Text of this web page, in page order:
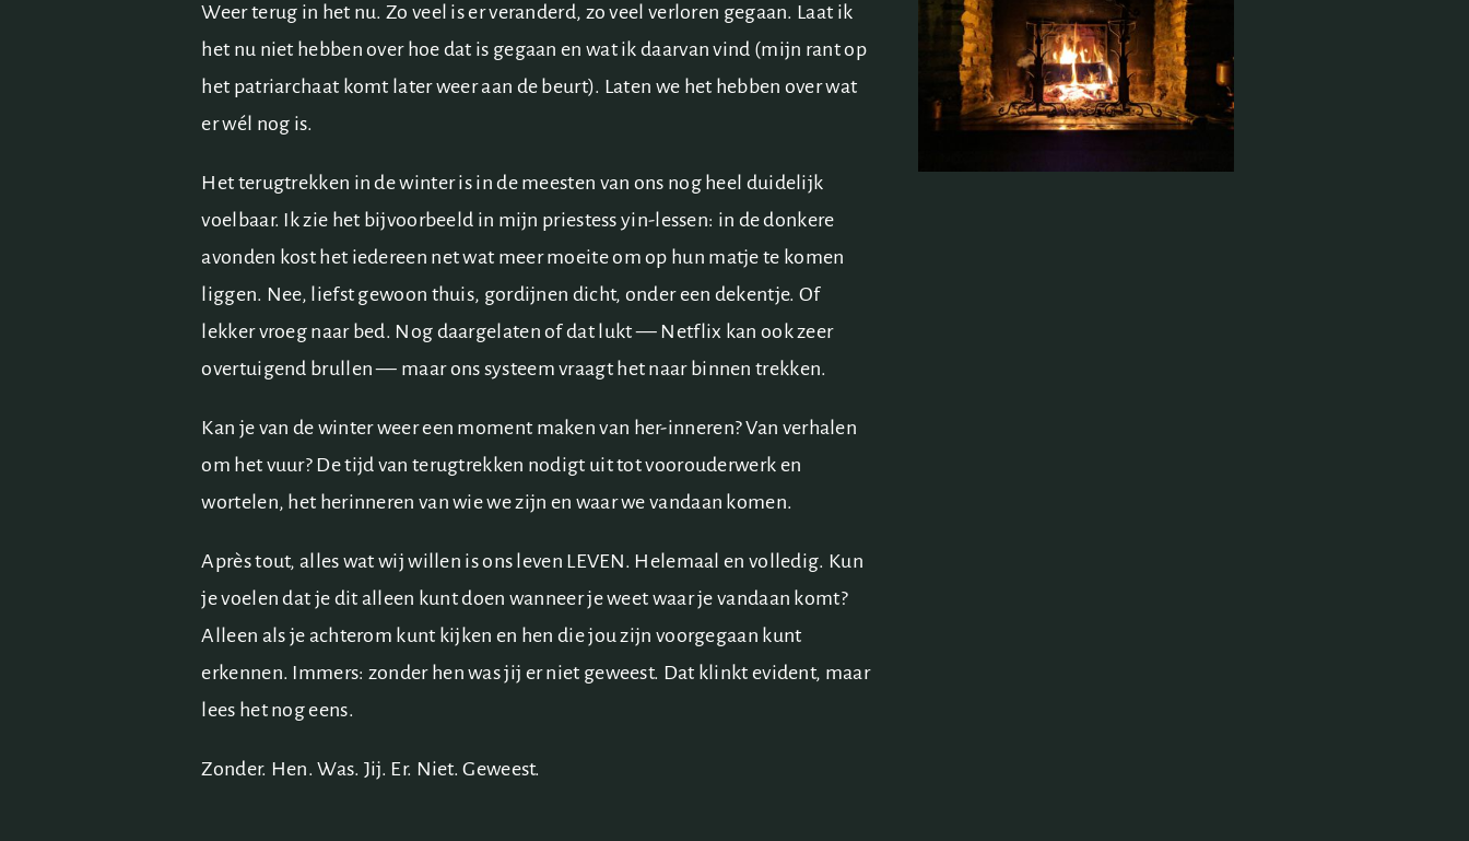
Weer terug in het nu. Zo veel is er veranderd, zo veel verloren gegaan. Laat ik
het nu niet hebben over hoe dat is gegaan en wat ik daarvan vind (mijn rant op
het patriarchaat komt later weer aan de beurt). Laten we het hebben over wat
er wél nog is.
Het terugtrekken in de winter is in de meesten van ons nog heel duidelijk
voelbaar. Ik zie het bijvoorbeeld in mijn priestess yin-lessen: in de donkere
avonden kost het iedereen net wat meer moeite om op hun matje te komen
liggen. Nee, liefst gewoon thuis, gordijnen dicht, onder een dekentje. Of
lekker vroeg naar bed. Nog daargelaten of dat lukt — Netflix kan ook zeer
overtuigend brullen — maar ons systeem vraagt het naar binnen trekken.
Kan je van de winter weer een moment maken van her-inneren? Van verhalen
om het vuur? De tijd van terugtrekken nodigt uit tot voorouderwerk en
wortelen, het herinneren van wie we zijn en waar we vandaan komen.
Après tout, alles wat wij willen is ons leven LEVEN. Helemaal en volledig. Kun
je voelen dat je dit alleen kunt doen wanneer je weet waar je vandaan komt?
Alleen als je achterom kunt kijken en hen die jou zijn voorgegaan kunt
erkennen. Immers: zonder hen was jij er niet geweest. Dat klinkt evident, maar
lees het nog eens.
Zonder. Hen. Was. Jij. Er. Niet. Geweest.